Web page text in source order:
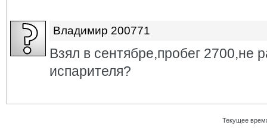
Владимир 200771
Взял в сентябре,пробег 2700,не
испарителя?
Текущее